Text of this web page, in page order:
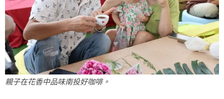
親子在花香中品味南投好咖啡。